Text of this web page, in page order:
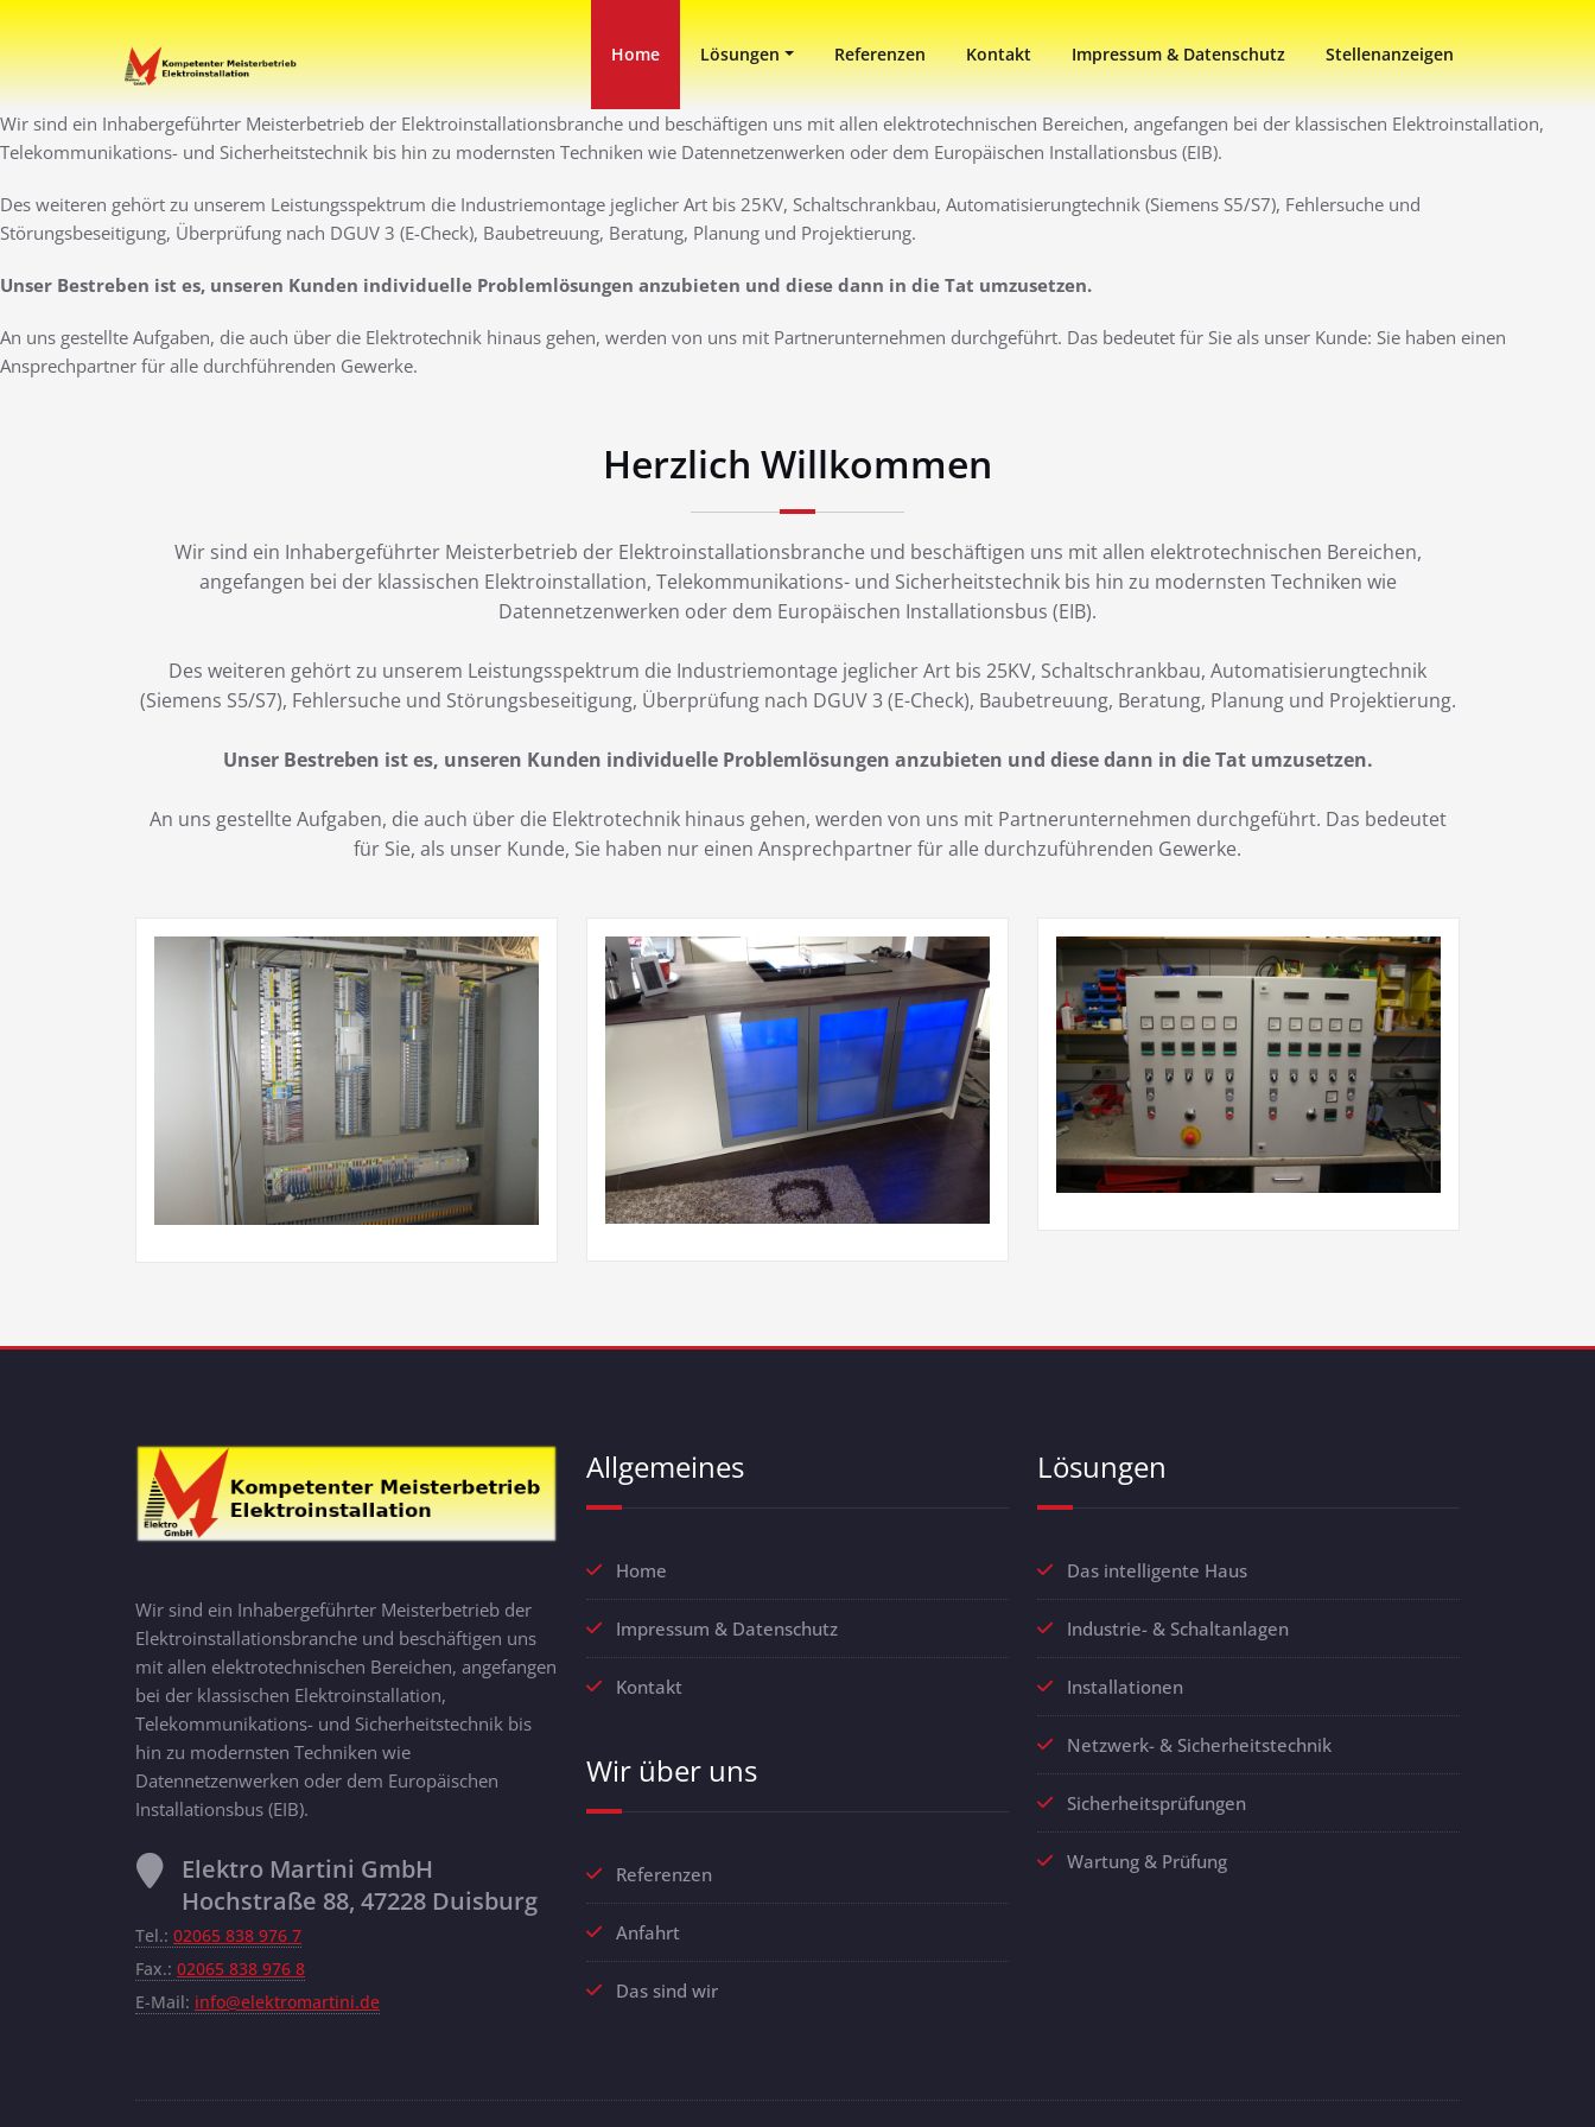
Zum
Inhalt
springen
Elektro Martini
Ihr Elektro-Dienstleister in DuisburgHome Lösungen Referenzen Kontakt Impressum & Datenschutz Stellenanzeigen
Wir sind ein Inhabergeführter Meisterbetrieb der Elektroinstallationsbranche und beschäftigen uns mit allen elektrotechnischen Bereichen, angefangen bei der klassischen Elektroinstallation,
Telekommunikations- und Sicherheitstechnik bis hin zu modernsten Techniken wie Datennetzenwerken oder dem Europäischen Installationsbus (EIB).
Des weiteren gehört zu unserem Leistungsspektrum die Industriemontage jeglicher Art bis 25KV, Schaltschrankbau, Automatisierungtechnik (Siemens S5/S7), Fehlersuche und
Störungsbeseitigung, Überprüfung nach DGUV 3 (E-Check), Baubetreuung, Beratung, Planung und Projektierung.
Unser Bestreben ist es, unseren Kunden individuelle Problemlösungen anzubieten und diese dann in die Tat umzusetzen.
An uns gestellte Aufgaben, die auch über die Elektrotechnik hinaus gehen, werden von uns mit Partnerunternehmen durchgeführt. Das bedeutet für Sie als unser Kunde: Sie haben einen
Ansprechpartner für alle durchführenden Gewerke.
Herzlich Willkommen
Wir sind ein Inhabergeführter Meisterbetrieb der Elektroinstallationsbranche und beschäftigen uns mit allen elektrotechnischen Bereichen,
angefangen bei der klassischen Elektroinstallation, Telekommunikations- und Sicherheitstechnik bis hin zu modernsten Techniken wie
Datennetzenwerken oder dem Europäischen Installationsbus (EIB).
Des weiteren gehört zu unserem Leistungsspektrum die Industriemontage jeglicher Art bis 25KV, Schaltschrankbau, Automatisierungtechnik
(Siemens S5/S7), Fehlersuche und Störungsbeseitigung, Überprüfung nach DGUV 3 (E-Check), Baubetreuung, Beratung, Planung und Projektierung.
Unser Bestreben ist es, unseren Kunden individuelle Problemlösungen anzubieten und diese dann in die Tat umzusetzen.
An uns gestellte Aufgaben, die auch über die Elektrotechnik hinaus gehen, werden von uns mit Partnerunternehmen durchgeführt. Das bedeutet
für Sie, als unser Kunde, Sie haben nur einen Ansprechpartner für alle durchzuführenden Gewerke.
Wir sind ein Inhabergeführter Meisterbetrieb der
Elektroinstallationsbranche und beschäftigen uns
mit allen elektrotechnischen Bereichen, angefangen
bei der klassischen Elektroinstallation,
Telekommunikations- und Sicherheitstechnik bis
hin zu modernsten Techniken wie
Datennetzenwerken oder dem Europäischen
Installationsbus (EIB).
Elektro Martini GmbH
Hochstraße 88, 47228 Duisburg
Tel.: 02065 838 976 7
Fax.: 02065 838 976 8
E-Mail: info@elektromartini.de
Allgemeines
Home
Impressum & Datenschutz
Kontakt
Wir über uns
Referenzen
Anfahrt
Das sind wir
Lösungen
Das intelligente Haus
Industrie- & Schaltanlagen
Installationen
Netzwerk- & Sicherheitstechnik
Sicherheitsprüfungen
Wartung & Prüfung